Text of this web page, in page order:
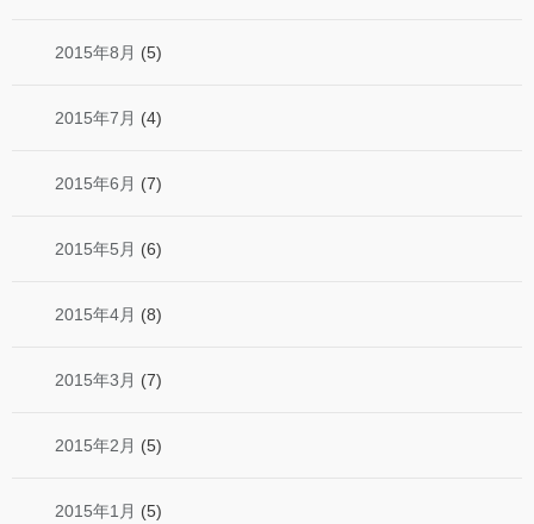
2015年8月 (5)
2015年7月 (4)
2015年6月 (7)
2015年5月 (6)
2015年4月 (8)
2015年3月 (7)
2015年2月 (5)
2015年1月 (5)